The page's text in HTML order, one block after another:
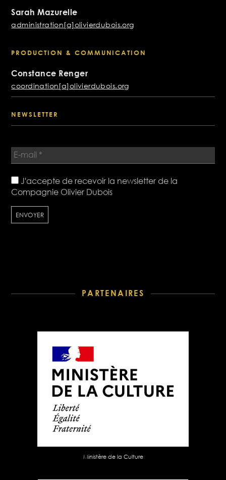
Sarah Mazurelle
administration[a]olivierdubois.org
PRODUCTION & COMMUNICATION
Constance Renger
coordination[a]olivierdubois.org
NEWSLETTER
Compagnie Olivier Dubois
PARTENAIRES
Ministère de la Culture